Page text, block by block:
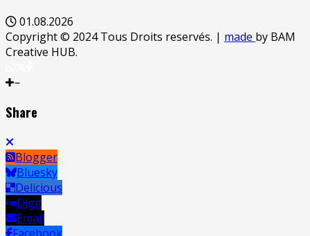
01.08.2026
Copyright © 2024 Tous Droits reservés. | made by BAM
Creative HUB.
Share
Blogger
Bluesky
Delicious
Digg
Email